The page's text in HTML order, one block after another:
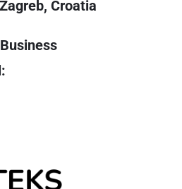
Croatia